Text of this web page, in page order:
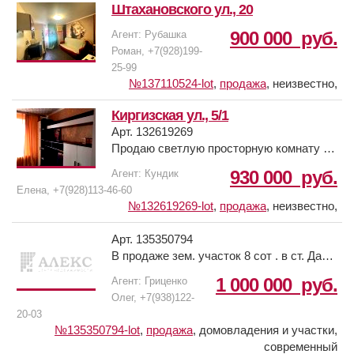
Штахановского ул., 20
900 000 руб.
Агент: Рубашка
Роман, +7(928)199-
25-99
№137110524-lot, продажа, неизвестно,
Киргизская ул., 5/1
Арт. 132619269
Продаю светлую просторную комнату в
в хорошем состоянии, все следят за
порядком. Общий балкон на этаже. Окна
м/пл, остается мебель. Отличный
аренду.
930 000 руб.
Агент: Кундик
Елена, +7(928)113-46-60
№132619269-lot, продажа, неизвестно,
Арт. 135350794
В продаже зем. участок 8 сот . в ст. Дар .
по меже .
Перспективный район как для
дачи .
1 000 000 руб.
Агент: Гриценко
Олег, +7(938)122-
20-03
№135350794-lot, продажа, домовладения и участки,
современный